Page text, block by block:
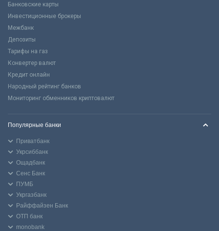
Банковские карты
Инвестиционные брокеры
Межбанк
Депозиты
Тарифы на газ
Конвертер валют
Кредит онлайн
Народный рейтинг банков
Мониторинг обменников криптовалют
Популярные банки
Приватбанк
Укрсиббанк
Ощадбанк
Сенс Банк
ПУМБ
Укргазбанк
Райффайзен Банк
ОТП банк
monobank